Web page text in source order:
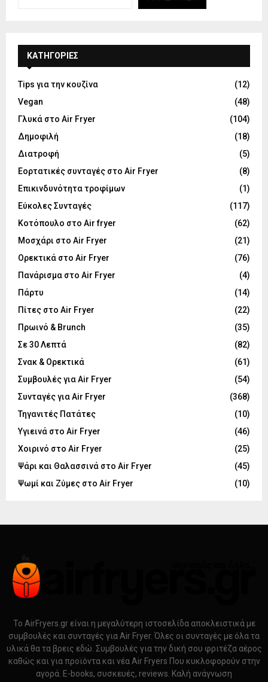
KΑΤΗΓΟΡΊΕΣ
Tips για την κουζίνα
(12)
Vegan
(48)
Γλυκά στο Air Fryer
(104)
Δημοφιλή
(18)
Διατροφή
(5)
Εορτατικές συνταγές στο Air Fryer
(8)
Επικινδυνότητα τροφίμων
(1)
Εύκολες Συνταγές
(117)
Κοτόπουλο στο Air fryer
(62)
Μοσχάρι στο Air Fryer
(21)
Ορεκτικά στο Air Fryer
(76)
Πανάρισμα στο Air Fryer
(4)
Πάρτυ
(14)
Πίτες στο Air Fryer
(22)
Πρωινό & Brunch
(35)
Σε 30 Λεπτά
(82)
Σνακ & Ορεκτικά
(61)
Συμβουλές για Air Fryer
(54)
Συνταγές για Air Fryer
(368)
Τηγανιτές Πατάτες
(10)
Υγιεινά στο Air Fryer
(46)
Χοιρινό στο Air Fryer
(25)
Ψάρι και Θαλασσινά στο Air Fryer
(45)
Ψωμί και Ζύμες στο Air Fryer
(10)
Το AirFryers.gr είναι η μεγαλύτερη ιστοσελίδα αποκλειστικά με
συμβουλές και συνταγές για Air Fryer. Όλες οι συνταγές με όλα τα
υλικά θα τα βρεις εδώ. Συμβουλές για την δική σου φριτέζα αέρος
καθώς και για προϊόντα και νέα Air Fryers Που κυκλοφορούν στην
αγορά. E-books, συσκευές, reviews. Καλή ανάγνωση